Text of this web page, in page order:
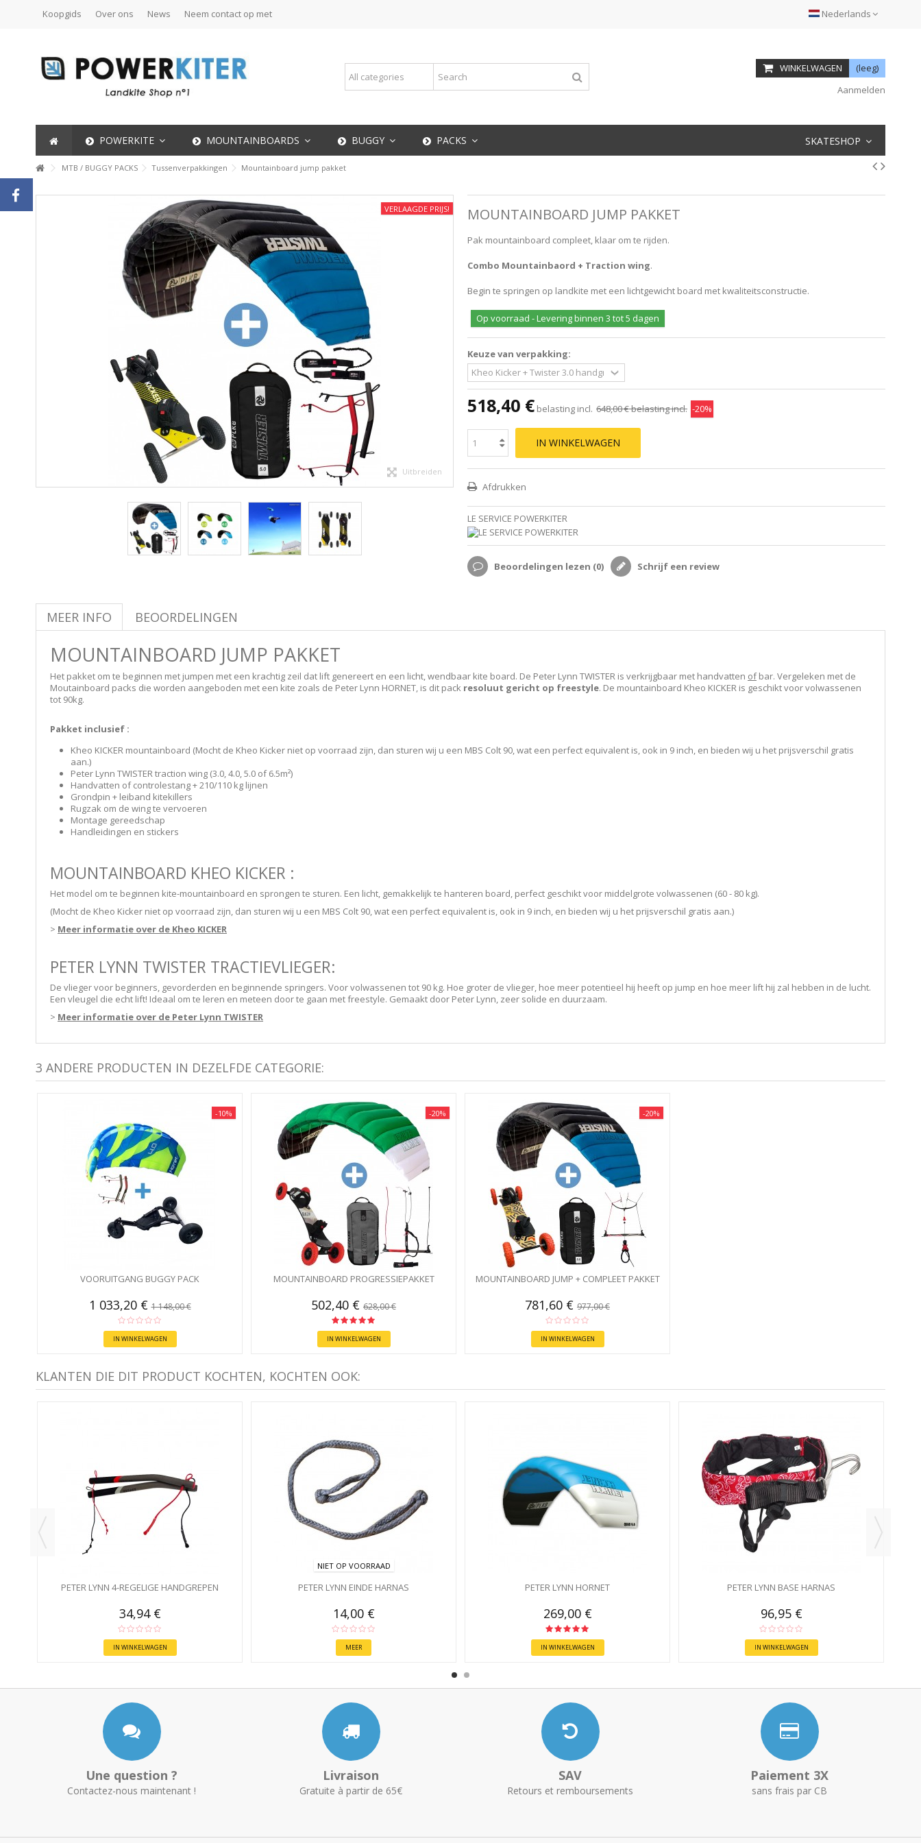
Nederlands
Koopgids Over ons News Neem contact op met
WINKELWAGEN
(leeg)
Aanmelden
POWERKITE MOUNTAINBOARDS BUGGY PACKS SKATESHOP
MTB / BUGGY PACKS Tussenverpakkingen Mountainboard jump pakket
VERLAAGDE PRIJS!
Uitbreiden
MOUNTAINBOARD JUMP PAKKET
Pak mountainboard compleet, klaar om te rijden.
Combo Mountainbaord + Traction wing.
Begin te springen op landkite met een lichtgewicht board met kwaliteitsconstructie.
Op voorraad - Levering binnen 3 tot 5 dagen
Keuze van verpakking:
518,40 € belasting incl. 648,00 €belasting incl. -20%
IN WINKELWAGEN
Afdrukken
LE SERVICE POWERKITER
Beoordelingen lezen (0) Schrijf een review
MEER INFO BEOORDELINGEN
MOUNTAINBOARD JUMP PAKKET
Het pakket om te beginnen met jumpen met een krachtig zeil dat lift genereert en een licht, wendbaar kite board. De Peter Lynn TWISTER is verkrijgbaar met handvatten ofbar. Vergeleken met de
Moutainboard packs die worden aangeboden met een kite zoals de Peter Lynn HORNET, is dit pack resoluut gericht op freestyle. De mountainboard Kheo KICKER is geschikt voor volwassenen
tot 90kg.
Pakket inclusief :
Kheo KICKER mountainboard (Mocht de Kheo Kicker niet op voorraad zijn, dan sturen wij u een MBS Colt 90, wat een perfect equivalent is, ook in 9 inch, en bieden wij u het prijsverschil gratis
aan.)
Peter Lynn TWISTER traction wing (3.0, 4.0, 5.0 of 6.5m²)
Handvatten of controlestang + 210/110 kg lijnen
Grondpin + leiband kitekillers
Rugzak om de wing te vervoeren
Montage gereedschap
Handleidingen en stickers
MOUNTAINBOARD KHEO KICKER :
Het model om te beginnen kite-mountainboard en sprongen te sturen. Een licht, gemakkelijk te hanteren board, perfect geschikt voor middelgrote volwassenen (60 - 80 kg).
(Mocht de Kheo Kicker niet op voorraad zijn, dan sturen wij u een MBS Colt 90, wat een perfect equivalent is, ook in 9 inch, en bieden wij u het prijsverschil gratis aan.)
> Meer informatie over de Kheo KICKER
PETER LYNN TWISTER TRACTIEVLIEGER:
De vlieger voor beginners, gevorderden en beginnende springers. Voor volwassenen tot 90 kg. Hoe groter de vlieger, hoe meer potentieel hij heeft op jump en hoe meer lift hij zal hebben in de lucht.
Een vleugel die echt lift! Ideaal om te leren en meteen door te gaan met freestyle. Gemaakt door Peter Lynn, zeer solide en duurzaam.
> Meer informatie over de Peter Lynn TWISTER
3 ANDERE PRODUCTEN IN DEZELFDE CATEGORIE:
-10%
VOORUITGANG BUGGY PACK
1 033,20 €1 148,00 €
IN WINKELWAGEN
-20%
MOUNTAINBOARD PROGRESSIEPAKKET
502,40 € 628,00 €
IN WINKELWAGEN
-20%
MOUNTAINBOARD JUMP + COMPLEET PAKKET
781,60 € 977,00 €
IN WINKELWAGEN
KLANTEN DIE DIT PRODUCT KOCHTEN, KOCHTEN OOK:
PETER LYNN 4-REGELIGE HANDGREPEN
34,94 €
IN WINKELWAGEN
NIET OP VOORRAAD
PETER LYNN EINDE HARNAS
14,00 €
MEER
PETER LYNN HORNET
269,00 €
IN WINKELWAGEN
PETER LYNN BASE HARNAS
96,95 €
IN WINKELWAGEN
Une question ?
Contactez-nous maintenant !
Livraison
Gratuite à partir de 65€
SAV
Retours et remboursements
Paiement 3X
sans frais par CB